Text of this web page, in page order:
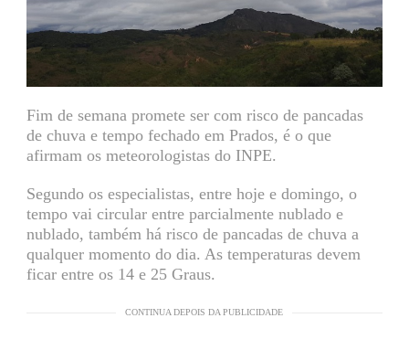
Fim de semana promete ser com risco de pancadas
de chuva e tempo fechado em Prados, é o que
afirmam os meteorologistas do INPE.
Segundo os especialistas, entre hoje e domingo, o
tempo vai circular entre parcialmente nublado e
nublado, também há risco de pancadas de chuva a
qualquer momento do dia. As temperaturas devem
ficar entre os 14 e 25 Graus.
CONTINUA DEPOIS DA PUBLICIDADE